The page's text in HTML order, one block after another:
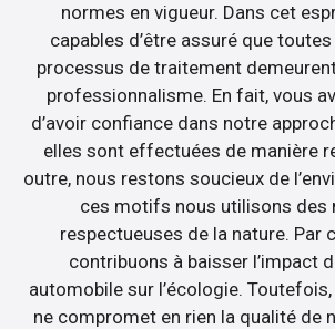
normes en vigueur. Dans cet
capables d’être assuré que
processus de traitement
professionnalisme. En fait, vous
d’avoir confiance dans notre
elles sont effectuées de manière
outre, nous restons soucieux de
ces motifs nous utilisons des
respectueuses de la nature. Par
contribuons à baisser l’impact
automobile sur l’écologie.
ne compromet en rien la qualité de